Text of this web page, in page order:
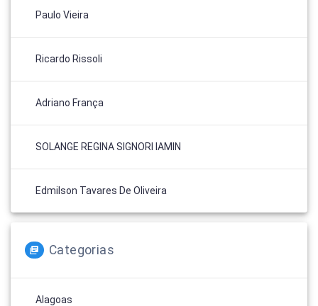
Paulo Vieira
Ricardo Rissoli
Adriano França
SOLANGE REGINA SIGNORI IAMIN
Edmilson Tavares De Oliveira
Categorias
Alagoas